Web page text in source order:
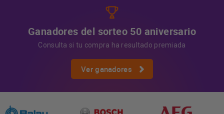
Ganadores del sorteo 50 aniversario
Consulta si tu compra ha resultado premiada
Ver ganadores